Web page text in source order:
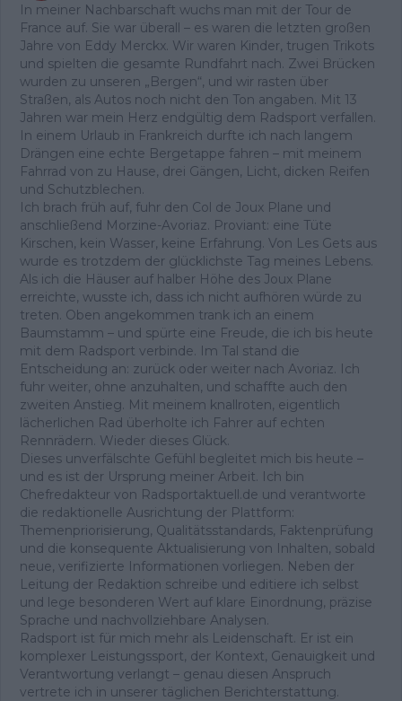
In meiner Nachbarschaft wuchs man mit der Tour de
France auf. Sie war überall – es waren die letzten großen
Jahre von Eddy Merckx. Wir waren Kinder, trugen Trikots
und spielten die gesamte Rundfahrt nach. Zwei Brücken
wurden zu unseren „Bergen“, und wir rasten über
Straßen, als Autos noch nicht den Ton angaben. Mit 13
Jahren war mein Herz endgültig dem Radsport verfallen.
In einem Urlaub in Frankreich durfte ich nach langem
Drängen eine echte Bergetappe fahren – mit meinem
Fahrrad von zu Hause, drei Gängen, Licht, dicken Reifen
und Schutzblechen.
Ich brach früh auf, fuhr den Col de Joux Plane und
anschließend Morzine-Avoriaz. Proviant: eine Tüte
Kirschen, kein Wasser, keine Erfahrung. Von Les Gets aus
wurde es trotzdem der glücklichste Tag meines Lebens.
Als ich die Häuser auf halber Höhe des Joux Plane
erreichte, wusste ich, dass ich nicht aufhören würde zu
treten. Oben angekommen trank ich an einem
Baumstamm – und spürte eine Freude, die ich bis heute
mit dem Radsport verbinde. Im Tal stand die
Entscheidung an: zurück oder weiter nach Avoriaz. Ich
fuhr weiter, ohne anzuhalten, und schaffte auch den
zweiten Anstieg. Mit meinem knallroten, eigentlich
lächerlichen Rad überholte ich Fahrer auf echten
Rennrädern. Wieder dieses Glück.
Dieses unverfälschte Gefühl begleitet mich bis heute –
und es ist der Ursprung meiner Arbeit. Ich bin
Chefredakteur von Radsportaktuell.de und verantworte
die redaktionelle Ausrichtung der Plattform:
Themenpriorisierung, Qualitätsstandards, Faktenprüfung
und die konsequente Aktualisierung von Inhalten, sobald
neue, verifizierte Informationen vorliegen. Neben der
Leitung der Redaktion schreibe und editiere ich selbst
und lege besonderen Wert auf klare Einordnung, präzise
Sprache und nachvollziehbare Analysen.
Radsport ist für mich mehr als Leidenschaft. Er ist ein
komplexer Leistungssport, der Kontext, Genauigkeit und
Verantwortung verlangt – genau diesen Anspruch
vertrete ich in unserer täglichen Berichterstattung.